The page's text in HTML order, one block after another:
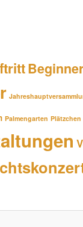
Palmengarten Plätzchen